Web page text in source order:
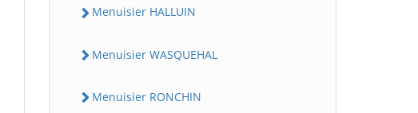
Menuisier HALLUIN
Menuisier WASQUEHAL
Menuisier RONCHIN